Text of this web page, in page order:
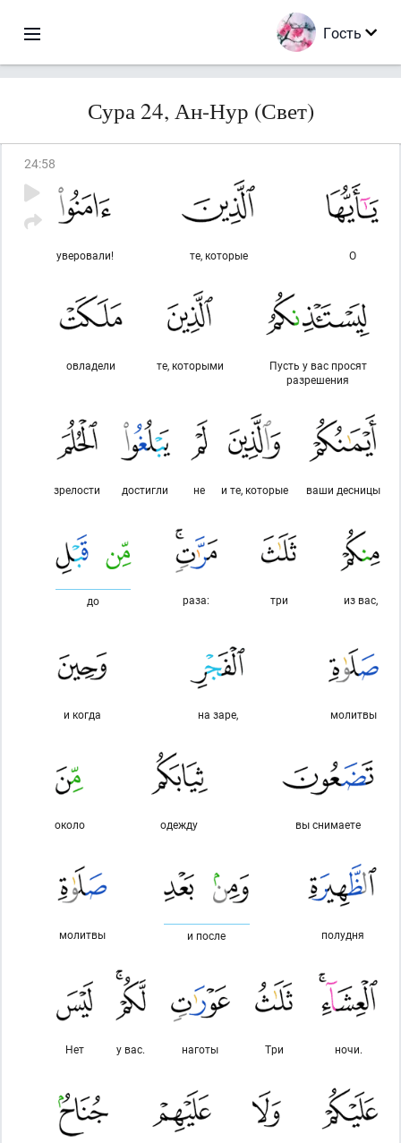
Гость
Сура 24, Ан-Нур (Свет)
24:58
О
те, которые
уверовали!
Пусть у вас просят
разрешения
те, которыми
овладели
ваши десницы
и те, которые
не
достигли
зрелости
из вас,
три
раза:
до
молитвы
на заре,
и когда
вы снимаете
одежду
около
полудня
и после
молитвы
ночи.
Три
наготы
у вас.
Нет